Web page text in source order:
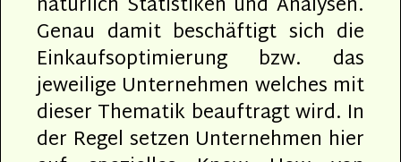
Genau damit beschäftigt sich die
Einkaufsoptimierung bzw. das
jeweilige Unternehmen welches mit
dieser Thematik beauftragt wird. In
der Regel setzen Unternehmen hier